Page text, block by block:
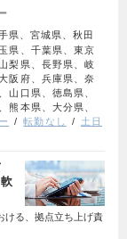
県、宮城県、秋田
県、千葉県、東京
梨県、長野県、岐
阪府、兵庫県、奈
山口県、徳島県、
熊本県、大分県、
転勤なし
土日
ける、拠点立ち上げ責